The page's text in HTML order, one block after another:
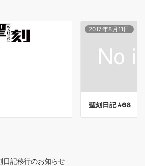
2017年8月11日
聖刻日記 #68
日記移行のお知らせ